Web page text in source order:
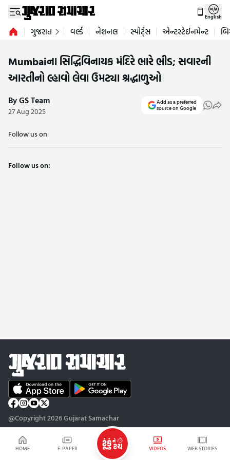
HOME E-PAPER VIDEOS WEB STORIES
English
ગુજરાત વર્લ્ડ નેશનલ સ્પોર્ટ્સ એન્ટરટેઈનમેન્ટ
Mumbaiના સિદ્ધિવિનાયક મંદિરે ભારે ભીડ; સવારની
આરતીનો લ્હાવો લેવા ઉમટ્યા શ્રદ્ધાળુઓ
By GS Team
27 Aug 2025
Add as a preferred
source on Google
Follow us on
Follow us on:
@Copyright 2026 Gujarat Samachar